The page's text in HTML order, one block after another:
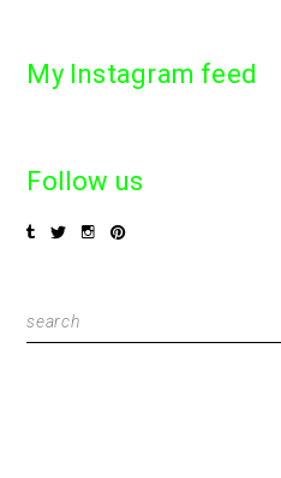
My Instagram feed
Follow us
Search
for: